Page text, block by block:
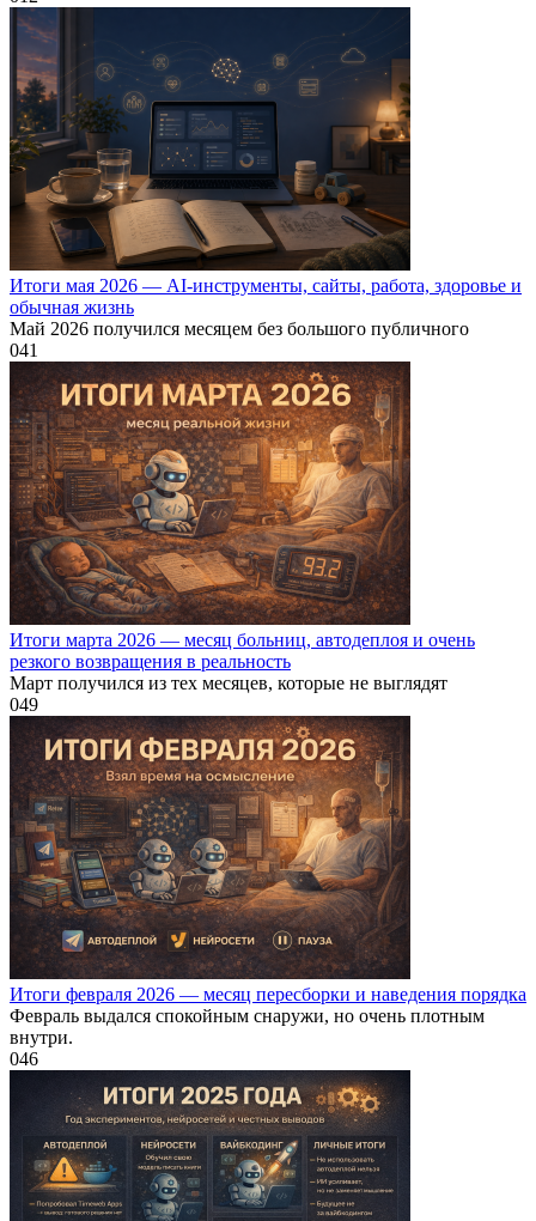
Итоги мая 2026 — AI-инструменты, сайты, работа, здоровье и
обычная жизнь
Май 2026 получился месяцем без большого публичного
041
Итоги марта 2026 — месяц больниц, автодеплоя и очень
резкого возвращения в реальность
Март получился из тех месяцев, которые не выглядят
049
Итоги февраля 2026 — месяц пересборки и наведения порядка
Февраль выдался спокойным снаружи, но очень плотным
внутри.
046